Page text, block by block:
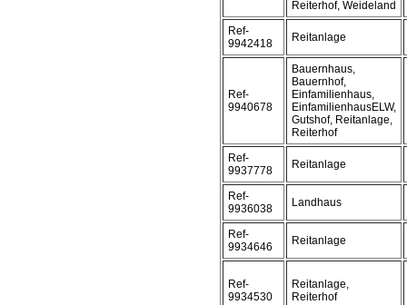
Reiterhof, Weideland
Ref-
9942418
Reitanlage
Ref-
9940678
Bauernhaus,
Bauernhof,
Einfamilienhaus,
EinfamilienhausELW,
Gutshof, Reitanlage,
Reiterhof
Ref-
9937778
Reitanlage
Ref-
9936038
Landhaus
Ref-
9934646
Reitanlage
Ref-
9934530
Reitanlage,
Reiterhof